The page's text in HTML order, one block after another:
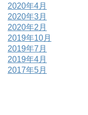
2020年4月
2020年3月
2020年2月
2019年10月
2019年7月
2019年4月
2017年5月